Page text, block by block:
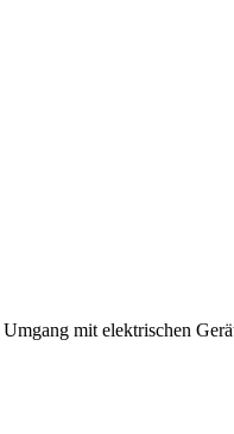
mit elektrischen